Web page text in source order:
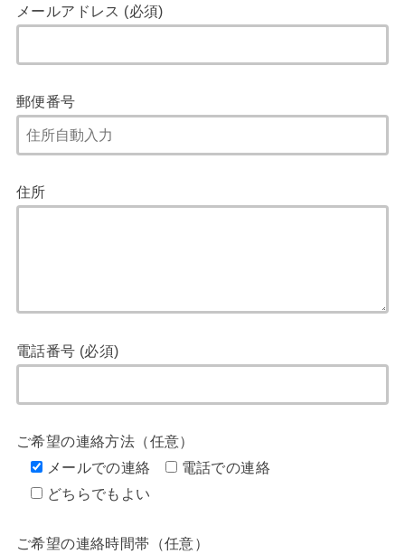
メールアドレス (必須)
郵便番号
住所
電話番号 (必須)
ご希望の連絡方法（任意）
メールでの連絡
電話での連絡
どちらでもよい
ご希望の連絡時間帯（任意）